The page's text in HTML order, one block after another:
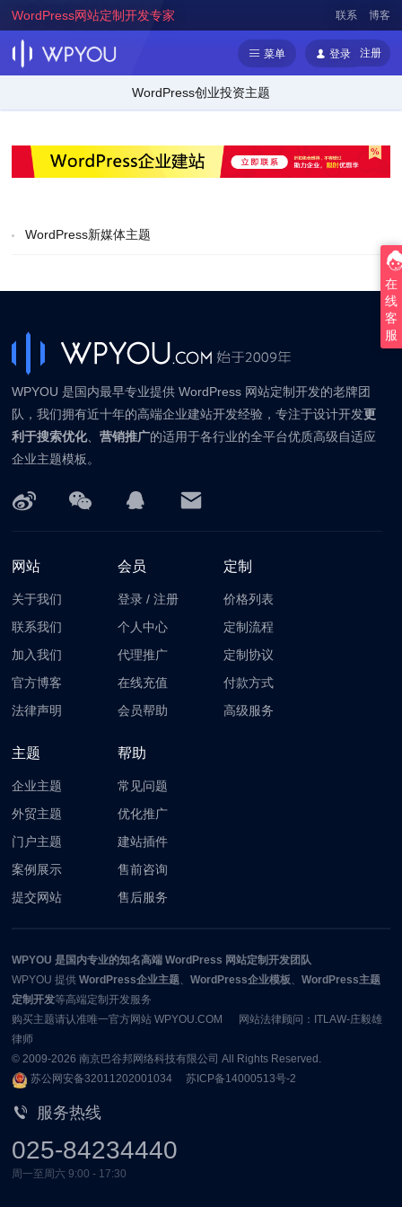
WordPress网站定制开发专家 联系 博客
菜单 登录 注册
WordPress创业投资主题
WordPress新媒体主题
WPYOU 是国内最早专业提供 WordPress 网站定制开发的老牌团
队，我们拥有近十年的高端企业建站开发经验，专注于设计开发更
利于搜索优化、营销推广的适用于各行业的全平台优质高级自适应
企业主题模板。
网站
关于我们
联系我们
加入我们
官方博客
法律声明
会员
登录 /注册
个人中心
代理推广
在线充值
会员帮助
定制
价格列表
定制流程
定制协议
付款方式
高级服务
主题
企业主题
外贸主题
门户主题
案例展示
提交网站
帮助
常见问题
优化推广
建站插件
售前咨询
售后服务
WPYOU 是国内专业的知名高端 WordPress 网站定制开发团队
WPYOU 提供WordPress企业主题 、WordPress企业模板 、WordPress主题
定制开发等高端定制开发服务
购买主题请认准唯一官方网站 WPYOU.COM 网站法律顾问：ITLAW-庄毅雄
律师
© 2009-2026南京巴谷邦网络科技有限公司 All Rights Reserved.
苏公网安备32011202001034
苏ICP备14000513号-2
服务热线
025-84234440
周一至周六 9:00 - 17:30
在
线
客
服